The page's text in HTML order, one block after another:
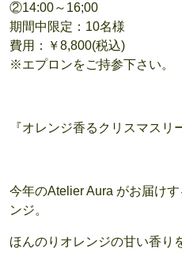
②14:00～16;00
期間中限定：10名様
費用：￥8,800(税込)
※エプロンをご持参下さい。
『オレンジ香るクリスマスリ
今年のAtelier Aura がお届け
ンジ。
ほんのりオレンジの甘い香り